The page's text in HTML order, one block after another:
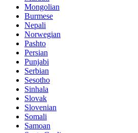
Mongolian
Burmese
Nepali
Norwegian
Pashto
Persian
Punjabi
Serbian
Sesotho
Sinhala
Slovak
Slovenian
Somali
Samoan